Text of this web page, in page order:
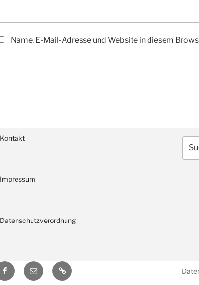
Name, E-Mail-Adresse und Website in diesem
Kontakt
Impressum
Datenschutzverordnung
Facebook
E-
Mail
Weißes
Schloss